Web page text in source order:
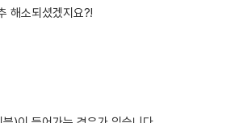
해소되셨겠지요?!